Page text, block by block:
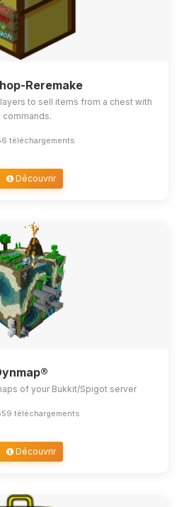
Reremake
to sell items from a chest with
commands.
téléchargements
Découvrir
of your Bukkit/Spigot server
téléchargements
Découvrir